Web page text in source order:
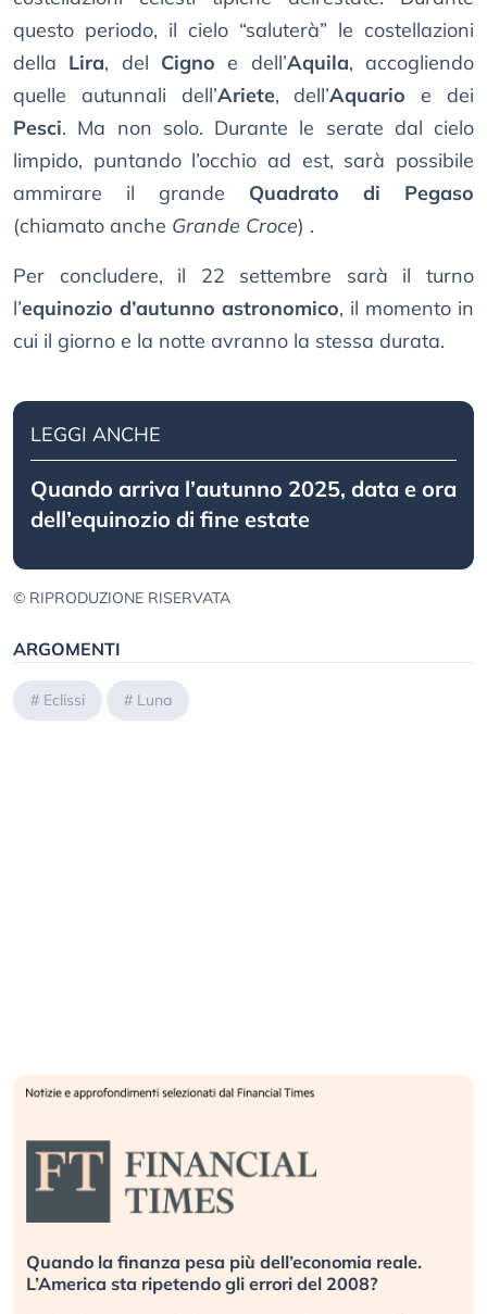
questo periodo, il cielo “saluterà” le costellazioni
della Lira, del Cigno e dell’Aquila, accogliendo
quelle autunnali dell’Ariete, dell’Aquario e dei
Pesci. Ma non solo. Durante le serate dal cielo
limpido, puntando l’occhio ad est, sarà possibile
ammirare il grande Quadrato di Pegaso
(chiamato anche Grande Croce) .
Per concludere, il 22 settembre sarà il turno
l’equinozio d’autunno astronomico, il momento in
cui il giorno e la notte avranno la stessa durata.
LEGGI ANCHE
Quando arriva l’autunno 2025, data e ora
dell’equinozio di fine estate
© RIPRODUZIONE RISERVATA
ARGOMENTI
# Eclissi # Luna
Quando la finanza pesa più dell’economia reale.
L’America sta ripetendo gli errori del 2008?